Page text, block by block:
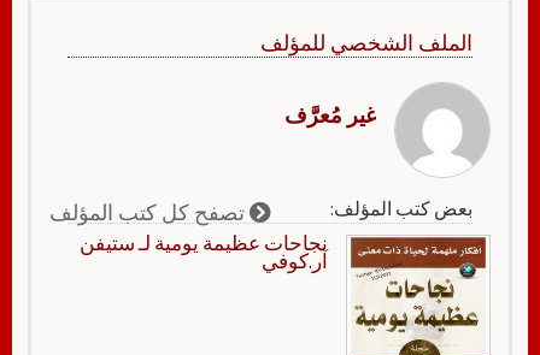
الملف الشخصي للمؤلف
غير مُعرَّف
بعض كتب المؤلف: تصفح كل كتب المؤلف
نجاحات عظيمة يومية لـ ستيفن
آر.كوفي